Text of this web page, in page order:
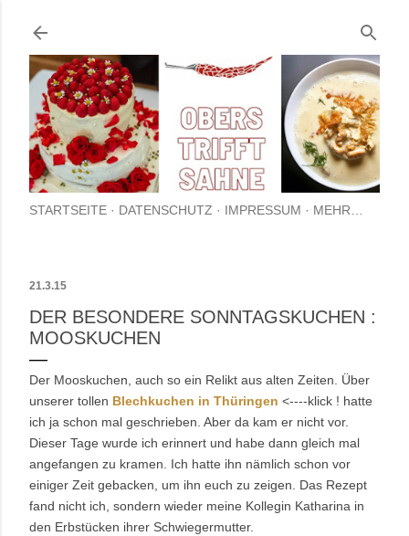
STARTSEITE DATENSCHUTZ IMPRESSUM MEHR…
21.3.15
DER BESONDERE SONNTAGSKUCHEN :
MOOSKUCHEN
Der Mooskuchen, auch so ein Relikt aus alten Zeiten. Über
unserer tollen Blechkuchen in Thüringen <----klick ! hatte
ich ja schon mal geschrieben. Aber da kam er nicht vor.
Dieser Tage wurde ich erinnert und habe dann gleich mal
angefangen zu kramen. Ich hatte ihn nämlich schon vor
einiger Zeit gebacken, um ihn euch zu zeigen. Das Rezept
fand nicht ich, sondern wieder meine Kollegin Katharina in
den Erbstücken ihrer Schwiegermutter.